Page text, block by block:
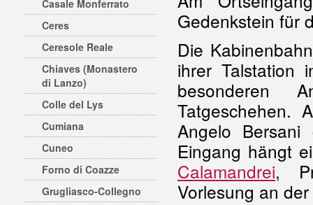
Casale Monferrato
Ceres
Ceresole Reale
Chiaves (Monastero
di Lanzo)
Colle del Lys
Cumiana
Cuneo
Forno di Coazze
Grugliasco-Collegno
Gedenkstein für
Die
ihrer Talstation
besonderen
Tatgeschehen.
Angelo
Eingang hängt
Calamandrei,
Vorlesung an